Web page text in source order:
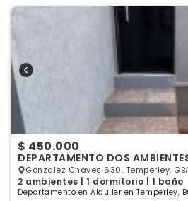
$ 450.000
DEPARTAMENTO DOS
Gonzalez Chaves 630, Temperley,
2 ambientes | 1 dormitorio | 1 baño
Departamento en Alquiler en Temperley,